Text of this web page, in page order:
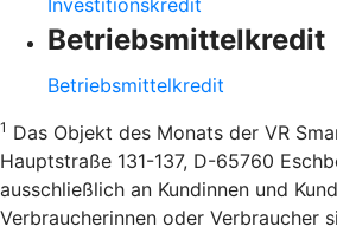
Investitionskredit
Betriebsmittelkredit
Betriebsmittelkredit
1 Das Objekt des Monats der VR
Hauptstraße 131-137, D-65760
ausschließlich an Kundinnen und
Verbraucherinnen oder Verbraucher